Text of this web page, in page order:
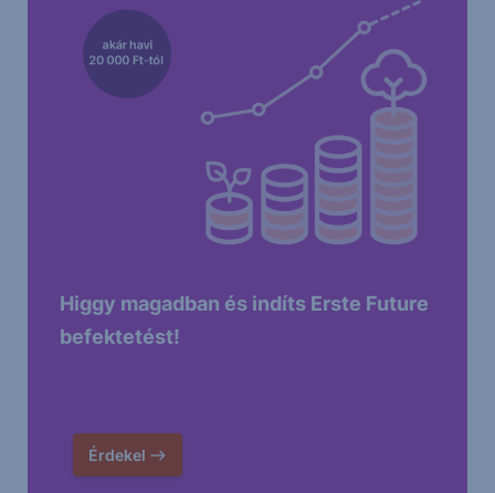
Higgy magadban és indíts Erste Future
befektetést!
Érdekel